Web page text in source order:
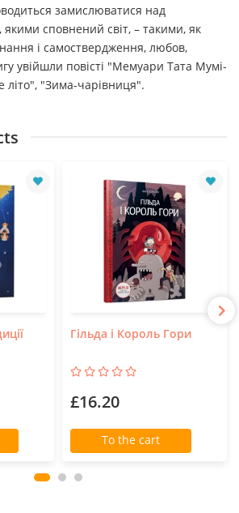
замислюватися над
сповнений світ, – такими, як
і самоствердження, любов,
увійшли повісті "Мемуари Тата Мумі-
літо", "Зима-чарівниця".
Гільда і Король Гори
£16.20
To the cart